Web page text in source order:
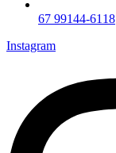
67 99144-6118
Instagram